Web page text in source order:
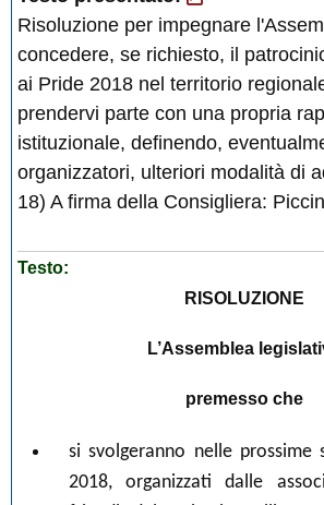
Risoluzione per impegnare
concedere, se richiesto, il
ai Pride 2018 nel territorio
prendervi parte con una propria
istituzionale, definendo,
organizzatori, ulteriori modalità di
18) A firma della Consigliera:
Testo:
RISOLUZIONE
L’Assemblea
premesso che
si svolgeranno nelle prossime
2018, organizzati dalle